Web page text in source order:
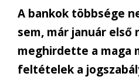
A bankok többsége
sem, már január első
meghirdette a maga
feltételek a